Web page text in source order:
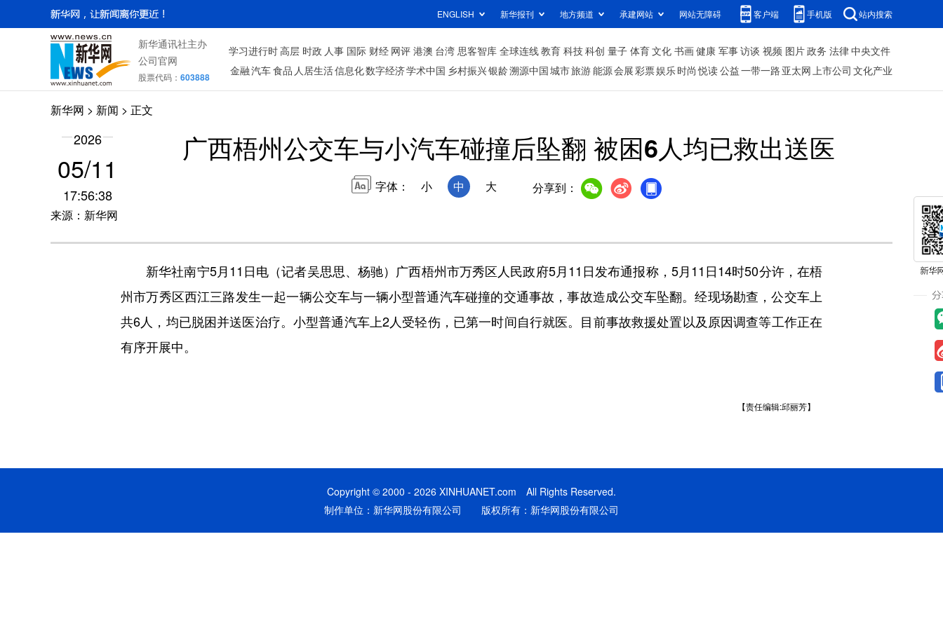
ENGLISH 新华报刊 地方频道 承建网站 网站无障碍 客户端 手机版 站内搜索
新华通讯社主办
公司官网
股票代码： 603888
学习进行时高层 时政 人事 国际 财经 网评 港澳 台湾 思客智库 全球连线教育 科技科创 量子 体育文化 书画健康 军事访谈 视频 图片政务 法律中央文件
金融汽车食品 人居生活信息化数字经济学术中国 乡村振兴银龄溯源中国城市旅游能源会展彩票娱乐时尚 悦读公益一带一路 亚太网上市公司 文化产业
新华网 > 新闻 > 正文
2026
05/11
17:56:38
来源：新华网
广西梧州公交车与小汽车碰撞后坠翻 被困6人均已救出送医
字体： 小 中 大 分享到：
新华社南宁5月11日电（记者吴思思、杨驰）广西梧州市万秀区人民政府5月11日发布通报称，5月11日14时50分许，在梧
州市万秀区西江三路发生一起一辆公交车与一辆小型普通汽车碰撞的交通事故，事故造成公交车坠翻。经现场勘查，公交车上
共6人，均已脱困并送医治疗。小型普通汽车上2人受轻伤，已第一时间自行就医。目前事故救援处置以及原因调查等工作正在
有序开展中。
【责任编辑:邱丽芳】
Copyright © 2000 - 2026 XINHUANET.com All Rights Reserved.
制作单位：新华网股份有限公司 版权所有：新华网股份有限公司